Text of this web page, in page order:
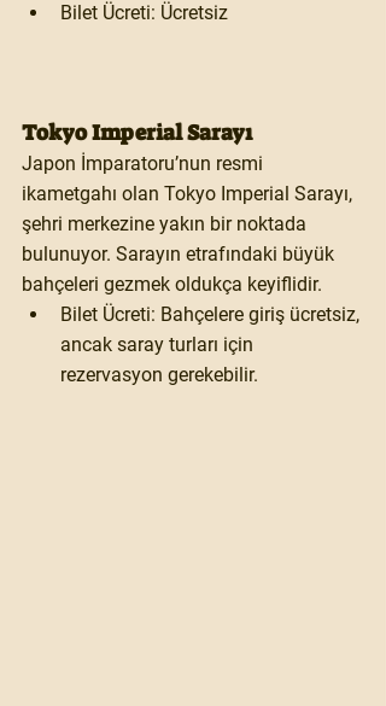
Bilet Ücreti: Ücretsiz
Tokyo Imperial Sarayı
Japon İmparatoru’nun resmi
ikametgahı olan Tokyo Imperial Sarayı,
şehri merkezine yakın bir noktada
bulunuyor. Sarayın etrafındaki büyük
bahçeleri gezmek oldukça keyiflidir.
Bilet Ücreti: Bahçelere giriş ücretsiz,
ancak saray turları için
rezervasyon gerekebilir.